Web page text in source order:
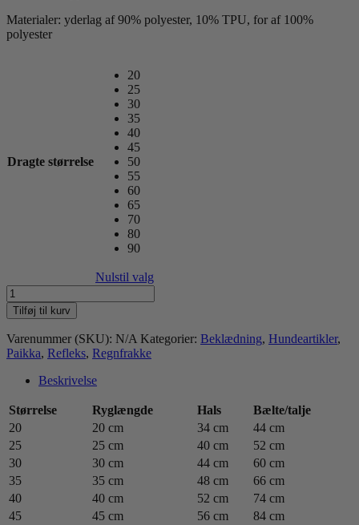
Materialer: yderlag af 90% polyester, 10% TPU, for af 100%
polyester
Dragte størrelse
20
25
30
35
40
45
50
55
60
65
70
80
90
Nulstil valg
Paikka
Visibility
regnfrakke,
gul
antal
Tilføj til kurv
Varenummer (SKU): N/A Kategorier: Beklædning, Hundeartikler,
Paikka, Refleks, Regnfrakke
Beskrivelse
Størrelse Ryglængde Hals
Bælte/talje
20
20 cm 34 cm
44 cm
25
25 cm 40 cm
52 cm
30
30 cm 44 cm
60 cm
35
35 cm 48 cm
66 cm
40
40 cm 52 cm
74 cm
45
45 cm 56 cm
84 cm